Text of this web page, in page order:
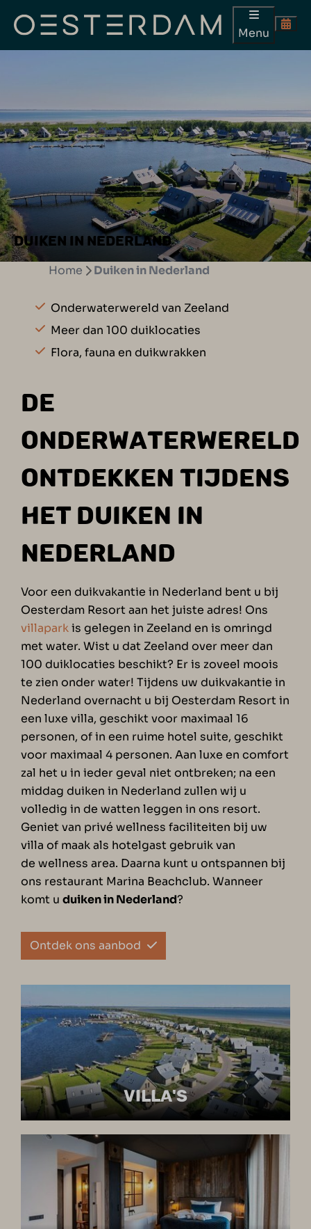
Menu
DUIKEN IN NEDERLAND
Home Duiken in Nederland
Onderwaterwereld van Zeeland
Meer dan 100 duiklocaties
Flora, fauna en duikwrakken
DE
ONDERWATERWERELD
ONTDEKKEN TIJDENS
HET DUIKEN IN
NEDERLAND
Voor eenduikvakantie in Nederland bent u bij
Oesterdam Resort aan het juiste adres! Ons
villaparkis gelegen in Zeeland en is omringd
met water. Wist u dat Zeeland over meer dan
100 duiklocaties beschikt? Er is zoveel moois
te zien onder water! Tijdens uw duikvakantie in
Nederland overnacht u bij Oesterdam Resort in
een luxe villa, geschikt voor maximaal 16
personen, of in een ruime hotel suite, geschikt
voor maximaal 4 personen. Aan luxe en comfort
zal het u in ieder geval niet ontbreken; na een
middag duiken in Nederland zullen wij u
volledig in de watten leggen in ons resort.
Geniet van privé wellness faciliteiten bij uw
villa of maak als hotelgast gebruik van
de wellness area. Daarna kunt u ontspannen bij
ons restaurant Marina Beachclub. Wanneer
komt uduiken in Nederland?
Ontdek ons aanbod
VILLA'S